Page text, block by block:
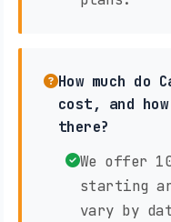
How much do
cost, and
there?
We offer
starting
vary by